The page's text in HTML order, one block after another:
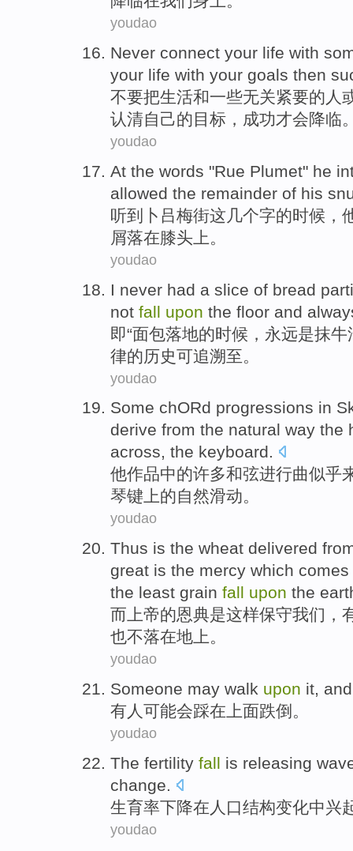
youdao
Never connect your life with
your life with your goals then
不要把生活和一些无关紧要的人
认清自己的目标 ，成功才会降临
youdao
At the words "Rue Plumet" he
allowed the remainder of his
听到卜吕梅街这 几个字的时候，
屑落在膝头上。
youdao
I never had a slice of bread
not fall upon the floor and
即“面包落地的时候， 永远是抹牛
律的历史可追溯至。
youdao
Some chORd progressions in
derive from the natural way the
across, the keyboard.
他作品中的许多和弦进行曲似乎
琴键 上的自然滑动。
youdao
Thus is the wheat delivered
great is the mercy which
the least grain fall upon the
而上帝的恩典是这样保守我们 ，
也不落在地上。
youdao
Someone may walk upon it,
有人 可能会踩在上面跌倒。
youdao
The fertility fall is releasing
change.
生育率下降在 人口结构变化中兴
youdao